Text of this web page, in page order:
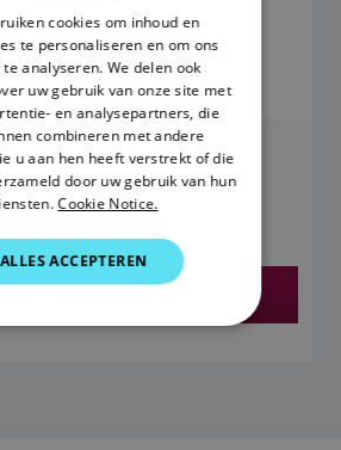
986,15 €
zijn inclusief btw.
systemen
100
DANISH
ITALIAN
SWEDISH
GERMAN
DUTCH
SPANISH
NORWEGIAN
FINNISH
cookies om inhoud en
te personaliseren en om ons
analyseren. We delen ook
uw gebruik van onze site met
en analysepartners, die
combineren met andere
u aan hen heeft verstrekt of die
door uw gebruik van hun
Cookie Notice.
ALLES ACCEPTEREN